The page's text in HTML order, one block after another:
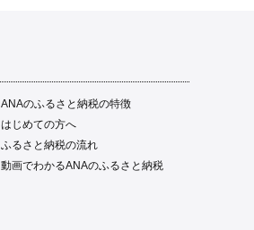
ANAのふるさと納税の特徴
はじめての方へ
ふるさと納税の流れ
動画でわかるANAのふるさと納税